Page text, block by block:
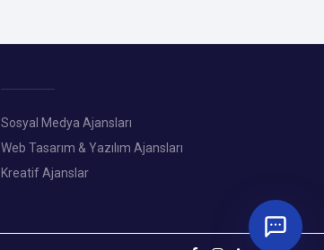
Sosyal Medya Ajansları
Web Tasarım & Yazılım Ajansları
Kreatif Ajanslar